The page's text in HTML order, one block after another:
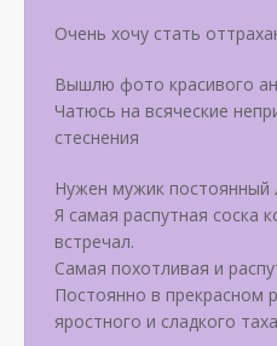
Очень хочу стать
Вышлю фото красивого
Чатюсь на всяческие
стеснения
Нужен мужик
Я самая распутная соска
встречал.
Самая похотливая и
Постоянно в прекрасном
яростного и сладкого таха